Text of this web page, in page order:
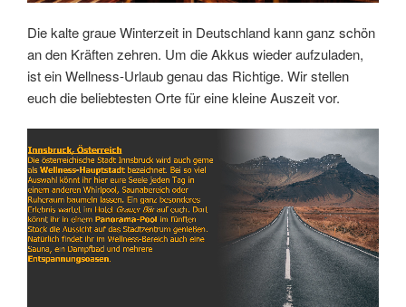
Die kalte graue Winterzeit in Deutschland kann ganz schön
an den Kräften zehren. Um die Akkus wieder aufzuladen,
ist ein Wellness-Urlaub genau das Richtige. Wir stellen
euch die beliebtesten Orte für eine kleine Auszeit vor.